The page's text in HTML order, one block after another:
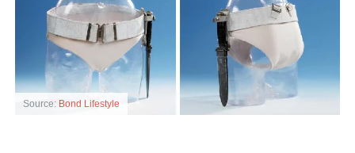
Source: Bond Lifestyle